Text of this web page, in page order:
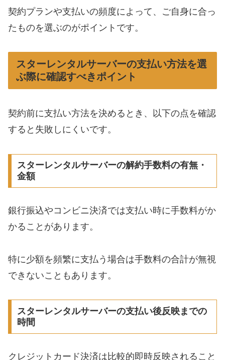
契約プランや支払いの頻度によって、ご自身に合っ
たものを選ぶのがポイントです。
スターレンタルサーバーの支払い方法を選
ぶ際に確認すべきポイント
契約前に支払い方法を決めるとき、以下の点を確認
すると失敗しにくいです。
スターレンタルサーバーの解約手数料の有無・
金額
銀行振込やコンビニ決済では支払い時に手数料がか
かることがあります。
特に少額を頻繁に支払う場合は手数料の合計が無視
できないこともあります。
スターレンタルサーバーの支払い後反映までの
時間
クレジットカード決済は比較的即時反映されること